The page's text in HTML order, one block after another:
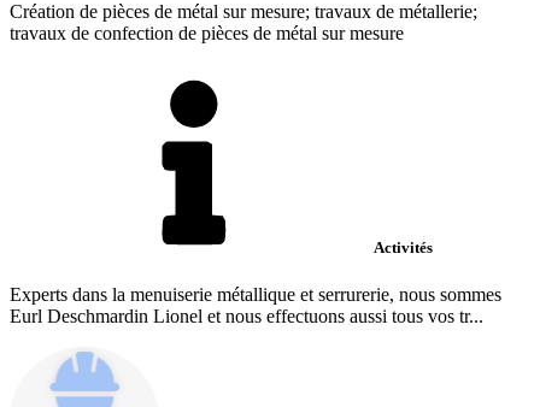
Création de pièces de métal sur mesure; travaux de métallerie;
travaux de confection de pièces de métal sur mesure
Activités
Experts dans la menuiserie métallique et serrurerie, nous sommes
Eurl Deschmardin Lionel et nous effectuons aussi tous vos tr...